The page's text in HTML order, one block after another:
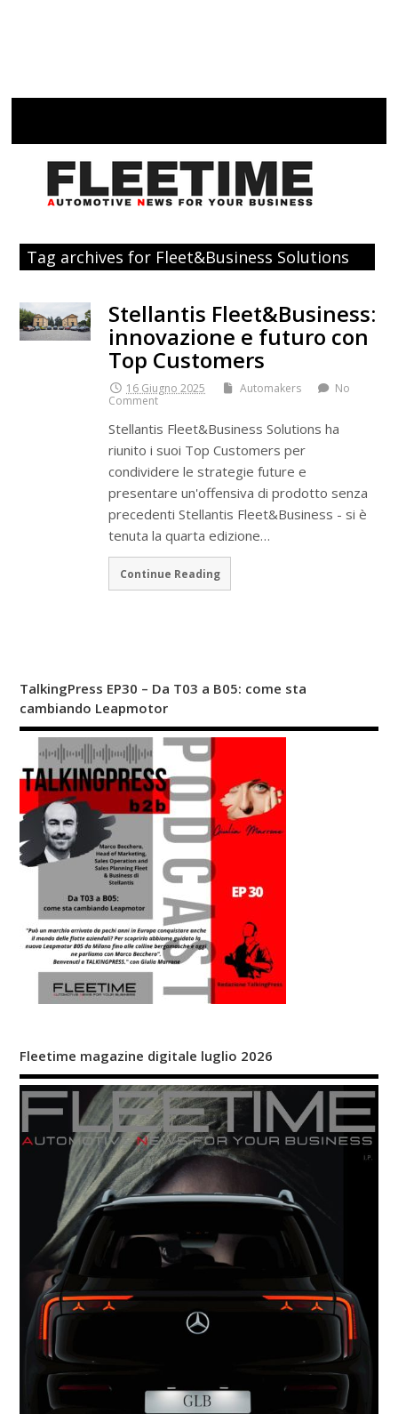
Tag archives for Fleet&Business Solutions
Stellantis Fleet&Business:
innovazione e futuro con
Top Customers
16 Giugno 2025 Automakers
No
Comment
Stellantis Fleet&Business Solutions ha
riunito i suoi Top Customers per
condividere le strategie future e
presentare un'offensiva di prodotto senza
precedenti Stellantis Fleet&Business - si è
tenuta la quarta edizione…
Continue Reading
TalkingPress EP30 – Da T03 a B05: come sta
cambiando Leapmotor
Fleetime magazine digitale luglio 2026